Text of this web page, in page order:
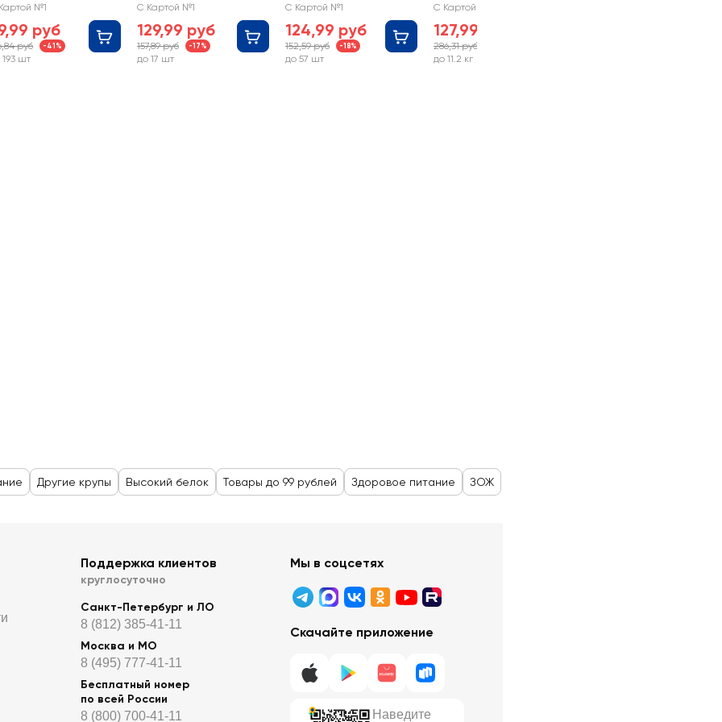
сорт
№1
руб
руб -41%
193 шт
С Картой №1
129,99 руб
157,89 руб -17%
до 17 шт
ЛЕНТА
С Картой №1
124,99 руб
152,59 руб -18%
до 57 шт
С Картой №1
127,99 руб
286,31 руб
до 11.2 кг
Другие крупы Высокий белок Товары до 99 рублей Здоровое питание ЗОЖ
Поддержка клиентов
круглосуточно
Санкт-Петербург и ЛО
8 (812) 385-41-11
Москва и МО
8 (495) 777-41-11
Бесплатный номер
по всей России
8 (800) 700-41-11
Мы в соцсетях
Скачайте приложение
Наведите